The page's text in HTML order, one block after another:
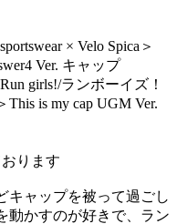
× Velo Spica＞
Ver. キャップ
girls!/ランボーイズ！
is my cap UGM Ver.
ります
キャップを被って過ごし
動かすのが好きで、ラン